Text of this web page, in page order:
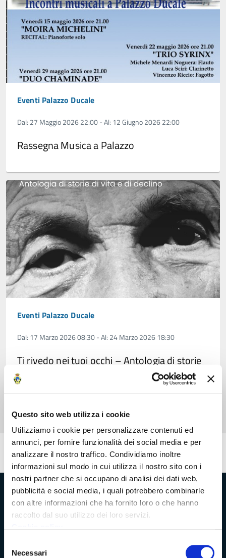
Questo sito web utilizza i cookie
Utilizziamo i cookie per personalizzare contenuti ed
annunci, per fornire funzionalità dei social media e per
analizzare il nostro traffico. Condividiamo inoltre
informazioni sul modo in cui utilizza il nostro sito con i
nostri partner che si occupano di analisi dei dati web,
pubblicità e social media, i quali potrebbero combinarle
con altre informazioni che ha fornito loro o che hanno
raccolto dal suo utilizzo dei loro servizi.
delNecessari
Eventi Palazzo Ducale
Dal: 27 Maggio 2026 22:00 - Al: 12 Giugno 2026 22:00
Rassegna Musica a Palazzo
Eventi Palazzo Ducale
Dal: 17 Marzo 2026 08:30 - Al: 24 Marzo 2026 18:30
Ti rivedo nei tuoi occhi – Antologia di storie
di vita e di declino
Mostra fotografica a cura di Paola Nizza
Pubblicato: 21 Settembre 2018
—
Ultima modifica: 07 Maggio 2019
Provincia di Massa‑Carrara
Trasparenza e Accessibilità